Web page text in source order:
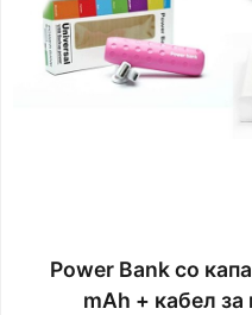
Power Bank со
mAh + кабел